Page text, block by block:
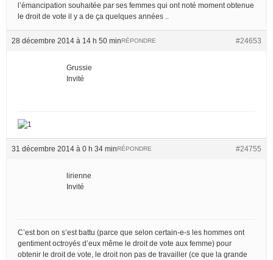
l’émancipation souhaitée par ses femmes qui ont noté moment obtenue
le droit de vote il y a de ça quelques années ..
28 décembre 2014 à 14 h 50 min #24653
RÉPONDRE
Grussie
Invité
31 décembre 2014 à 0 h 34 min #24755
RÉPONDRE
lirienne
Invité
C’est bon on s’est battu (parce que selon certain-e-s les hommes ont
gentiment octroyés d’eux même le droit de vote aux femme) pour
obtenir le droit de vote, le droit non pas de travailler (ce que la grande